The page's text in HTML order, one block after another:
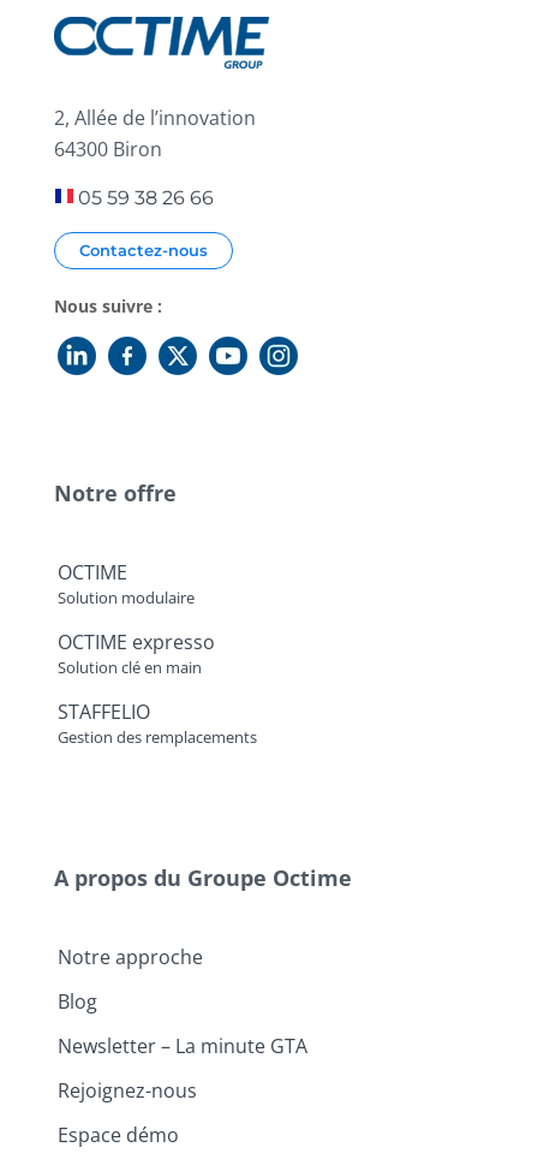
2, Allée de l’innovation
64300 Biron
05 59 38 26 66
Contactez-nous
Nous suivre :
Notre offre
OCTIME
Solution modulaire
OCTIME expresso
Solution clé en main
STAFFELIO
Gestion des remplacements
A propos du Groupe Octime
Notre approche
Blog
Newsletter – La minute GTA
Rejoignez-nous
Espace démo